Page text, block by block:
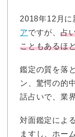
2018年12月に
アですが、占
こともあるほ
鑑定の質を落
ン、驚愕の的
話占いで、業
対面鑑定によ
ますし、ホー